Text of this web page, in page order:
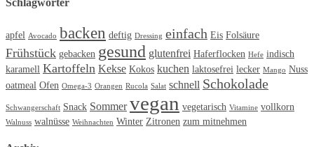
apfel Avocado backen deftig Dressing einfach Eis Folsäure
Frühstück gebacken gesund glutenfrei Haferflocken Hefe indisch
karamell Kartoffeln Kekse Kokos kuchen laktosefrei lecker Mango Nuss
oatmeal Ofen Omega-3 Orangen Rucola Salat schnell Schokolade
Schwangerschaft Snack Sommer vegan vegetarisch Vitamine vollkorn
Walnuss walnüsse Weihnachten Winter Zitronen zum mitnehmen